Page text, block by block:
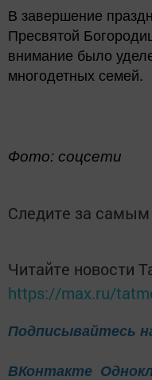
В завершение
Пресвятой
внимание было
многодетных семей.
Фото: соцсети
Следите за
Читайте новости
https://max.ru/
Подписывайтесь
ВКонтакте